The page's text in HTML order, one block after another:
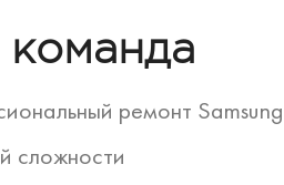
ремонт Samsung
сложности